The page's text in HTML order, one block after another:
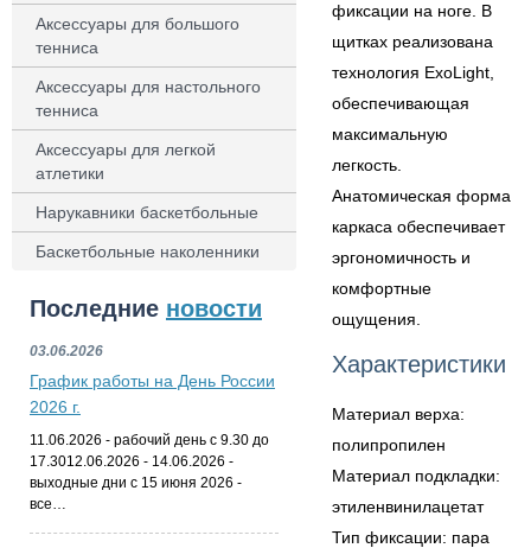
Аксессуары для большого
тенниса
Аксессуары для настольного
тенниса
Аксессуары для легкой
атлетики
Нарукавники баскетбольные
Баскетбольные наколенники
Последние новости
03.06.2026
График работы на День России
2026 г.
11.06.2026 - рабочий день с 9.30 до
17.3012.06.2026 - 14.06.2026 -
выходные дни с 15 июня 2026 -
все…
фиксации на ноге. В
щитках реализована
технология ExoLight,
обеспечивающая
максимальную
легкость.
Анатомическая форма
каркаса обеспечивает
эргономичность и
комфортные
ощущения.
Характеристики
Материал верха:
полипропилен
Материал подкладки:
этиленвинилацетат
Тип фиксации: пара